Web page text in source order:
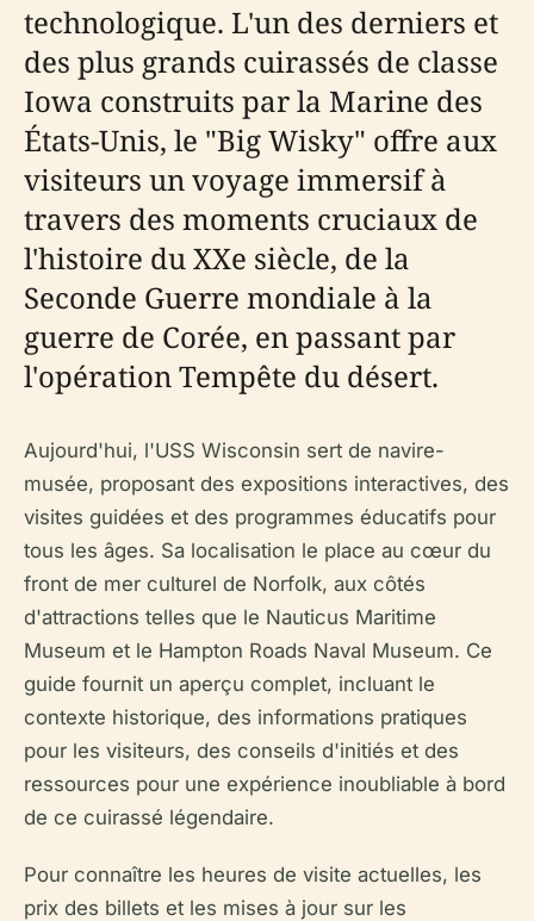
technologique. L'un des derniers et
des plus grands cuirassés de classe
Iowa construits par la Marine des
États-Unis, le "Big Wisky" offre aux
visiteurs un voyage immersif à
travers des moments cruciaux de
l'histoire du XXe siècle, de la
Seconde Guerre mondiale à la
guerre de Corée, en passant par
l'opération Tempête du désert.
Aujourd'hui, l'USS Wisconsin sert de navire-
musée, proposant des expositions interactives, des
visites guidées et des programmes éducatifs pour
tous les âges. Sa localisation le place au cœur du
front de mer culturel de Norfolk, aux côtés
d'attractions telles que le Nauticus Maritime
Museum et le Hampton Roads Naval Museum. Ce
guide fournit un aperçu complet, incluant le
contexte historique, des informations pratiques
pour les visiteurs, des conseils d'initiés et des
ressources pour une expérience inoubliable à bord
de ce cuirassé légendaire.
Pour connaître les heures de visite actuelles, les
prix des billets et les mises à jour sur les